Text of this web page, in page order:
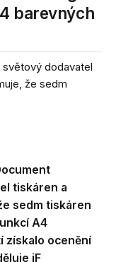
barevných
světový dodavatel
že sedm
tiskáren a
sedm tiskáren
A4
získalo ocenění
iF